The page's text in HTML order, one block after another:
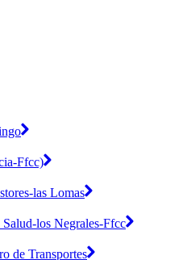
Ffcc)
las Lomas
los Negrales-Ffcc
de Transportes